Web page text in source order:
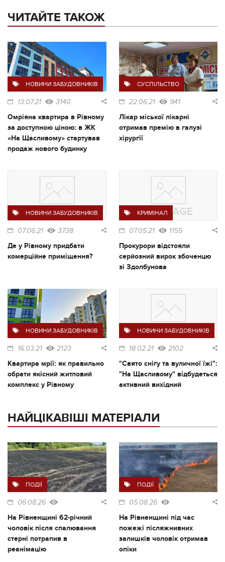
ЧИТАЙТЕ ТАКОЖ
НОВИНИ ЗАБУДОВНИКІВ
13.07.21 3140
Омріяна квартира в Рівному
за доступною ціною: в ЖК
«На Щасливому» стартував
продаж нового будинку
СУСПІЛЬСТВО
22.06.21 941
Лікар міської лікарні
отримав премію в галузі
хірургії
НОВИНИ ЗАБУДОВНИКІВ
07.06.21 3738
Де у Рівному придбати
комерційне приміщення?
КРИМІНАЛ
07.05.21 1155
Прокурори відстояли
серйозний вирок збоченцю
зі Здолбунова
НОВИНИ ЗАБУДОВНИКІВ
16.03.21 2123
Квартира мрії: як правильно
обрати якісний житловий
комплекс у Рівному
НОВИНИ ЗАБУДОВНИКІВ
18.02.21 2102
"Свято снігу та вуличної їжі":
"На Щасливому" відбудеться
активний вихідний
НАЙЦІКАВІШІ МАТЕРІАЛИ
ПОДІЇ
06.08.26
На Рівненщині 62-річний
чоловік після спалювання
стерні потрапив в
реанімацію
ПОДІЇ
05.08.26
На Рівненщині під час
пожежі післяжнивних
залишків чоловік отримав
опіки